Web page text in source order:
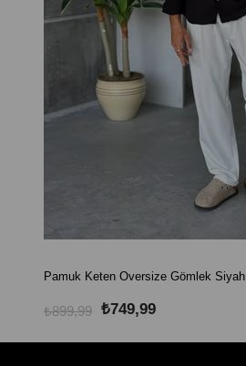
Pamuk Keten Oversize Gömlek Siyah
₺749,99
₺899,99